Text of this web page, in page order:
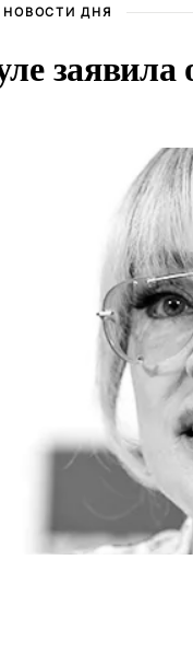
НОВОСТИ ДНЯ
заявила